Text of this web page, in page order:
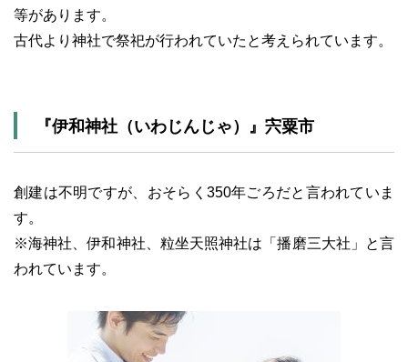
等があります。
古代より神社で祭祀が行われていたと考えられています。
『伊和神社（いわじんじゃ）』宍粟市
創建は不明ですが、おそらく350年ごろだと言われていま
す。
※海神社、伊和神社、粒坐天照神社は「播磨三大社」と言
われています。